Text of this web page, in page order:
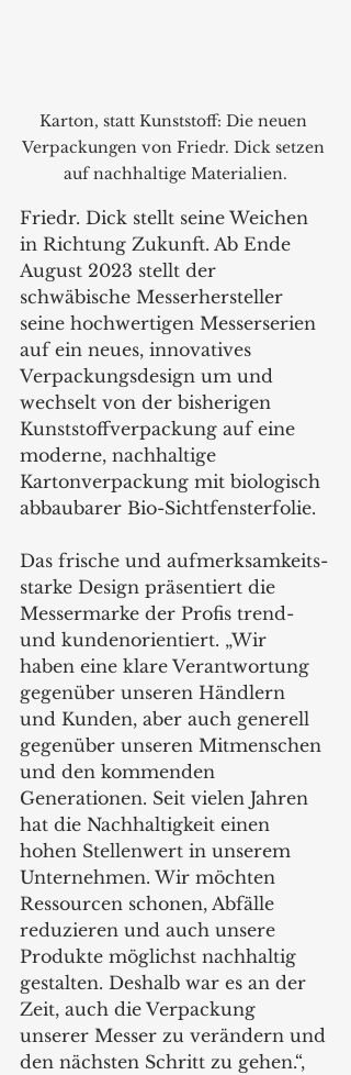
Karton, statt Kunststoff: Die neuen
Verpackungen von Friedr. Dick setzen
auf nachhaltige Materialien.
Friedr. Dick stellt seine Weichen
in Richtung Zukunft. Ab Ende
August 2023 stellt der
schwäbische Messerhersteller
seine hochwertigen Messerserien
auf ein neues, innovatives
Verpackungsdesign um und
wechselt von der bisherigen
Kunststoffverpackung auf eine
moderne, nachhaltige
Kartonverpackung mit biologisch
abbaubarer Bio-Sichtfensterfolie.
Das frische und aufmerksamkeits-
starke Design präsentiert die
Messermarke der Profis trend-
und kundenorientiert. „Wir
haben eine klare Verantwortung
gegenüber unseren Händlern
und Kunden, aber auch generell
gegenüber unseren Mitmenschen
und den kommenden
Generationen. Seit vielen Jahren
hat die Nachhaltigkeit einen
hohen Stellenwert in unserem
Unternehmen. Wir möchten
Ressourcen schonen, Abfälle
reduzieren und auch unsere
Produkte möglichst nachhaltig
gestalten. Deshalb war es an der
Zeit, auch die Verpackung
unserer Messer zu verändern und
den nächsten Schritt zu gehen.“,